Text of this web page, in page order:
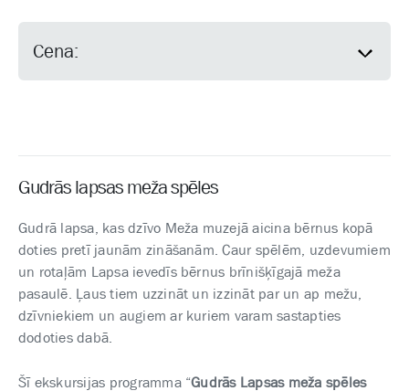
Cena:
Gudrās lapsas meža spēles
Gudrā lapsa, kas dzīvo Meža muzejā aicina bērnus kopā
doties pretī jaunām zināšanām. Caur spēlēm, uzdevumiem
un rotaļām Lapsa ievedīs bērnus brīnišķīgajā meža
pasaulē. Ļaus tiem uzzināt un izzināt par un ap mežu,
dzīvniekiem un augiem ar kuriem varam sastapties
dodoties dabā.
Šī ekskursijas programma “Gudrās Lapsas meža spēles